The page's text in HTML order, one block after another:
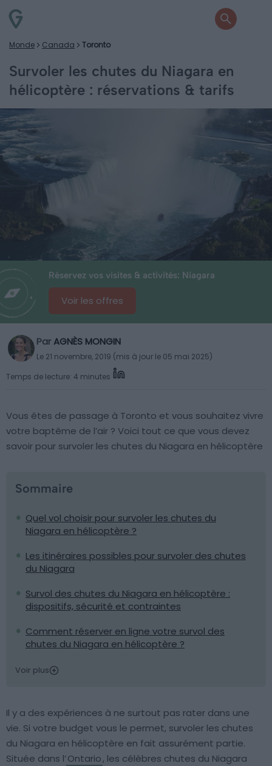
Monde Canada Toronto
Survoler les chutes du Niagara en
hélicoptère : réservations & tarifs
Réservez vos visites & activités: Niagara
Voir les offres
ParAGNÈS MONGIN
Le 21 novembre, 2019 (mis à jour le 05 mai 2025)
Temps de lecture: 4 minutes
Vous êtes de passage à Toronto et vous souhaitez vivre
votre baptême de l’air ? Voici tout ce que vous devez
savoir pour survoler les chutes du Niagara en hélicoptère
Sommaire
Quel vol choisir pour survoler les chutes du
Niagara en hélicoptère ?
Les itinéraires possibles pour survoler des chutes
du Niagara
Survol des chutes du Niagara en hélicoptère :
dispositifs, sécurité et contraintes
Comment réserver en ligne votre survol des
chutes du Niagara en hélicoptère ?
Voir plus
Il y a des expériences à ne surtout pas rater dans une
vie. Si votre budget vous le permet, survoler les chutes
du Niagara en hélicoptère en fait assurément partie.
Située dans l’Ontario, les célèbres chutes du Niagara